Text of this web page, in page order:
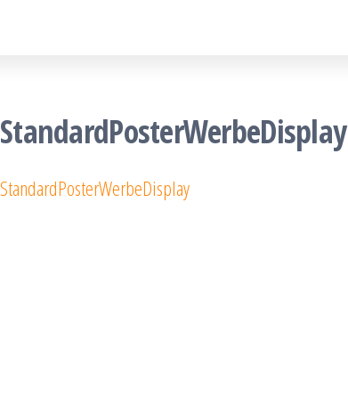
StandardPosterWerbeDisplay
StandardPosterWerbeDisplay